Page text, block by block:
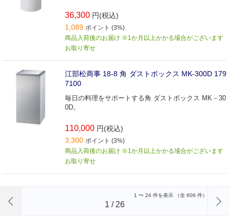
36,300 円(税込)
1,089 ポイント (3%)
商品入荷後のお届け ※1か月以上かかる場合がございます
お取り寄せ
江部松商事 18-8 角 ダストボックス MK-300D 179
7100
毎日の料理をサポートする角 ダストボックス MK－30
0D。
110,000 円(税込)
3,300 ポイント (3%)
商品入荷後のお届け ※1か月以上かかる場合がございます
お取り寄せ
1 〜 24 件を表示 （全 606 件）
1 / 26